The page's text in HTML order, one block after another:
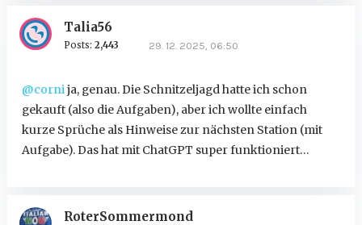
Talia56
Posts: 2,443 29. 12. 2025, 06:50
@cornija, genau. Die Schnitzeljagd hatte ich schon
gekauft (also die Aufgaben), aber ich wollte einfach
kurze Sprüche als Hinweise zur nächsten Station (mit
Aufgabe). Das hat mit ChatGPT super funktioniert…
RoterSommermond